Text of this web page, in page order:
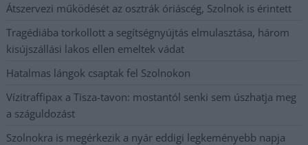
Átszervezi működését az osztrák óriáscég, Szolnok is érintett
Tragédiába torkollott a segítségnyújtás elmulasztása, három
kisújszállási lakos ellen emeltek vádat
Hatalmas lángok csaptak fel Szolnokon
Vízitraffipax a Tisza-tavon: mostantól senki sem úszhatja meg
a száguldozást
Szolnokra is megérkezik a nyár eddigi legkeményebb napja